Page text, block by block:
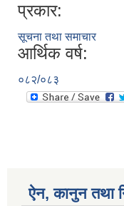
प्रकार:
सूचना तथा समाचार
आर्थिक वर्ष:
०८२/०८३
ऐन, कानुन तथा